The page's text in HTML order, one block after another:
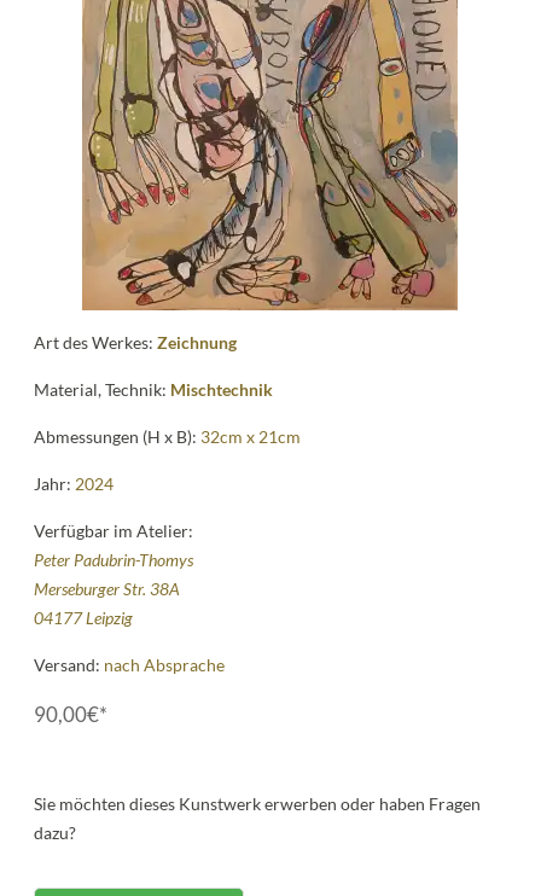
News
Kontakt
Art des Werkes:Zeichnung
Material, Technik: Mischtechnik
Abmessungen (H x B): 32cm x 21cm
Jahr: 2024
Verfügbar im Atelier:
Peter Padubrin-Thomys
Merseburger Str. 38A
04177 Leipzig
Versand: nach Absprache
90,00€*
Sie möchten dieses Kunstwerk erwerben oder haben Fragen
dazu?